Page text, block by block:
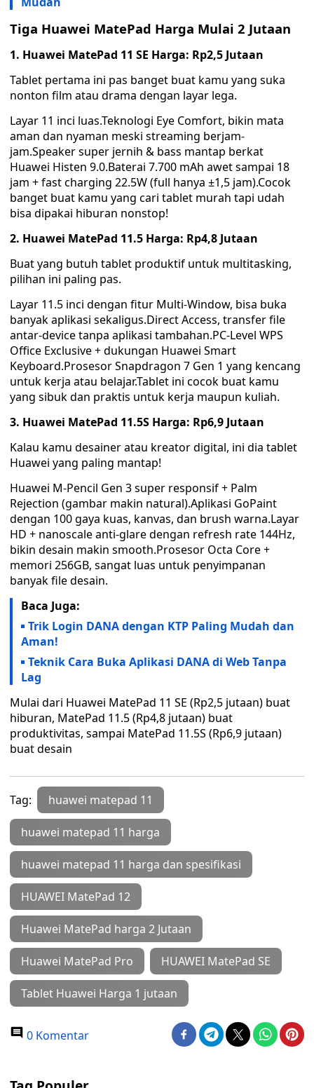
Tiga Huawei MatePad Harga Mulai 2 Jutaan
1. Huawei MatePad 11 SE Harga: Rp2,5 Jutaan
Tablet pertama ini pas banget buat kamu yang suka
nonton film atau drama dengan layar lega.
Layar 11 inci luas.Teknologi Eye Comfort, bikin mata
aman dan nyaman meski streaming berjam-
jam.Speaker super jernih & bass mantap berkat
Huawei Histen 9.0.Baterai 7.700 mAh awet sampai 18
jam + fast charging 22.5W (full hanya ±1,5 jam).Cocok
banget buat kamu yang cari tablet murah tapi udah
bisa dipakai hiburan nonstop!
2. Huawei MatePad 11.5 Harga: Rp4,8 Jutaan
Buat yang butuh tablet produktif untuk multitasking,
pilihan ini paling pas.
Layar 11.5 inci dengan fitur Multi-Window, bisa buka
banyak aplikasi sekaligus.Direct Access, transfer file
antar-device tanpa aplikasi tambahan.PC-Level WPS
Office Exclusive + dukungan Huawei Smart
Keyboard.Prosesor Snapdragon 7 Gen 1 yang kencang
untuk kerja atau belajar.Tablet ini cocok buat kamu
yang sibuk dan praktis untuk kerja maupun kuliah.
3. Huawei MatePad 11.5S Harga: Rp6,9 Jutaan
Kalau kamu desainer atau kreator digital, ini dia tablet
Huawei yang paling mantap!
Huawei M-Pencil Gen 3 super responsif + Palm
Rejection (gambar makin natural).Aplikasi GoPaint
dengan 100 gaya kuas, kanvas, dan brush warna.Layar
HD + nanoscale anti-glare dengan refresh rate 144Hz,
bikin desain makin smooth.Prosesor Octa Core +
memori 256GB, sangat luas untuk penyimpanan
banyak file desain.
Baca Juga:
Trik Login DANA dengan KTP Paling Mudah dan
Aman!
Teknik Cara Buka Aplikasi DANA di Web Tanpa
Lag
Mulai dari Huawei MatePad 11 SE (Rp2,5 jutaan) buat
hiburan, MatePad 11.5 (Rp4,8 jutaan) buat
produktivitas, sampai MatePad 11.5S (Rp6,9 jutaan)
buat desain
Tag: huawei matepad 11
huawei matepad 11 harga
huawei matepad 11 harga dan spesifikasi
HUAWEI MatePad 12
Huawei MatePad harga 2 Jutaan
Huawei MatePad Pro HUAWEI MatePad SE
Tablet Huawei Harga 1 jutaan
0 Komentar